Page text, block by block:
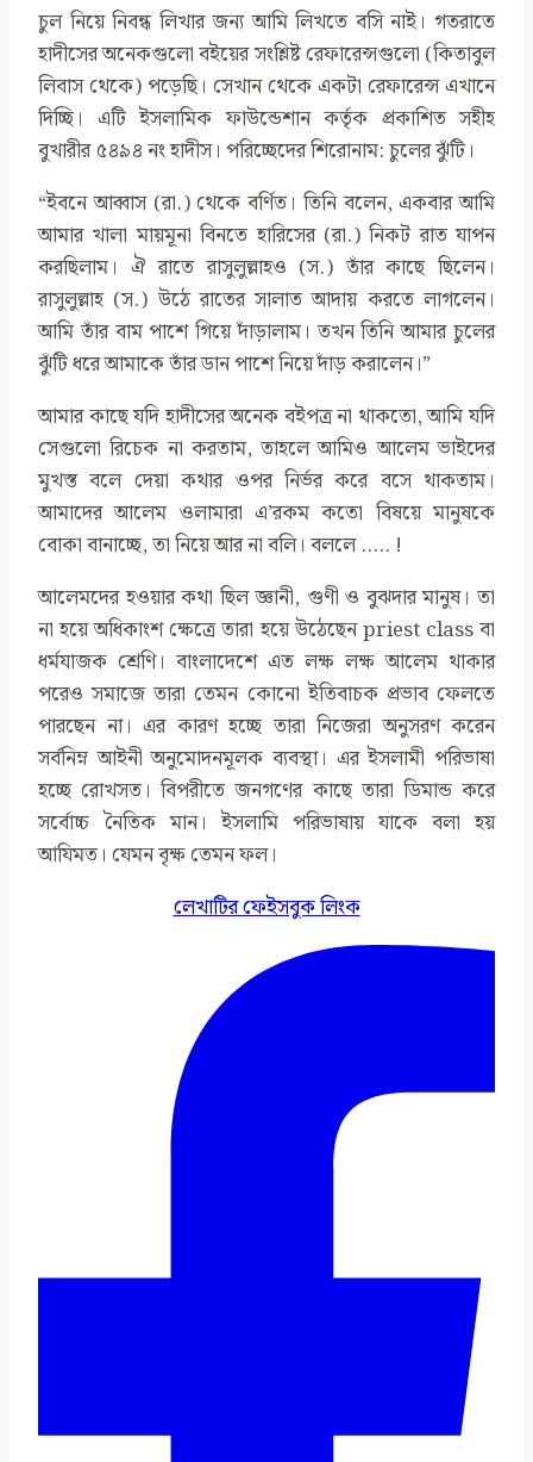
চুল নিয়ে নিবন্ধ লিখার জন্য আমি লিখতে বসি নাই। গতরাতে
হাদীসের অনেকগুলো বইয়ের সংশ্লিষ্ট রেফারেন্সগুলো (কিতাবুল
লিবাস থেকে) পড়েছি। সেখান থেকে একটা রেফারেন্স এখানে
দিচ্ছি। এটি ইসলামিক ফাউন্ডেশান কর্তৃক প্রকাশিত সহীহ
বুখারীর ৫৪৯৪ নং হাদীস। পরিচ্ছেদের শিরোনাম: চুলের ঝুঁটি।
‍“ইবনে আব্বাস (রা.) থেকে বর্ণিত। তিনি বলেন, একবার আমি
আমার খালা মায়মূনা বিনতে হারিসের (রা.) নিকট রাত যাপন
করছিলাম। ঐ রাতে রাসুলুল্লাহও (স.) তাঁর কাছে ছিলেন।
রাসুলুল্লাহ (স.) উঠে রাতের সালাত আদায় করতে লাগলেন।
আমি তাঁর বাম পাশে গিয়ে দাঁড়ালাম। তখন তিনি আমার চুলের
ঝুঁটি ধরে আমাকে তাঁর ডান পাশে নিয়ে দাঁড় করালেন।”
আমার কাছে যদি হাদীসের অনেক বইপত্র না থাকতো, আমি যদি
সেগুলো রিচেক না করতাম, তাহলে আমিও আলেম ভাইদের
মুখস্ত বলে দেয়া কথার ওপর নির্ভর করে বসে থাকতাম।
আমাদের আলেম ওলামারা এ’রকম কতো বিষয়ে মানুষকে
বোকা বানাচ্ছে, তা নিয়ে আর না বলি। বললে ….. !
আলেমদের হওয়ার কথা ছিল জ্ঞানী, গুণী ও বুঝদার মানুষ। তা
না হয়ে অধিকাংশ ক্ষেত্রে তারা হয়ে উঠেছেন priest class বা
ধর্মযাজক শ্রেণি। বাংলাদেশে এত লক্ষ লক্ষ আলেম থাকার
পরেও সমাজে তারা তেমন কোনো ইতিবাচক প্রভাব ফেলতে
পারছেন না। এর কারণ হচ্ছে তারা নিজেরা অনুসরণ করেন
সর্বনিম্ন আইনী অনুমোদনমূলক ব্যবস্থা। এর ইসলামী পরিভাষা
হচ্ছে রোখসত। বিপরীতে জনগণের কাছে তারা ডিমান্ড করে
সর্বোচ্চ নৈতিক মান। ইসলামি পরিভাষায় যাকে বলা হয়
আযিমত। যেমন বৃক্ষ তেমন ফল।
লেখাটির ফেইসবুক লিংক